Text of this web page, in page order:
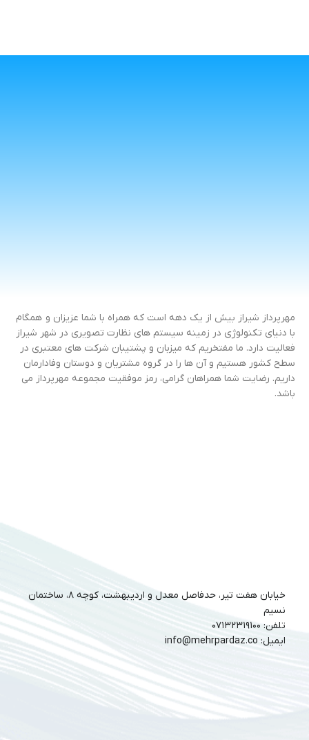
مهرپرداز شیراز بیش از یک دهه است که همراه با شما عزیزان و همگام
با دنیای تکنولوژی در زمینه سیستم های نظارت تصویری در شهر شیراز
فعالیت دارد. ما مفتخریم که میزبان و پشتیبان شرکت های معتبری در
سطح کشور هستیم و آن ها را در گروه مشتریان و دوستان وفادارمان
داریم. رضایت شما همراهان گرامی، رمز موفقیت مجموعه مهرپرداز می
باشد.
خیابان هفت تیر، حدفاصل معدل و اردیبهشت، کوچه ۸، ساختمان
نسیم
تلفن: ۰۷۱۳۲۳۱۹۱۰۰
ایمیل: info@mehrpardaz.co